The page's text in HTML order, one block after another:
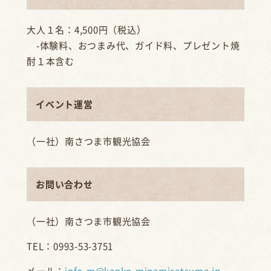
大人１名：4,500円（税込）
-体験料、おつまみ代、ガイド料、プレゼント焼
酎１本含む
イベント運営
（一社）南さつま市観光協会
お問い合わせ
（一社）南さつま市観光協会
TEL：0993-53-3751